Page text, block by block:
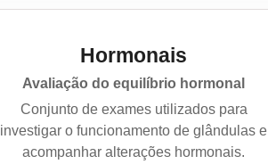
Hormonais
Avaliação do equilíbrio hormonal
Conjunto de exames utilizados para
investigar o funcionamento de glândulas e
acompanhar alterações hormonais.